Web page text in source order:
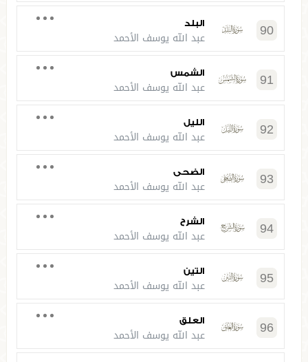
90 البلد
عبد الله يوسف الأحمد
91 الشمس
عبد الله يوسف الأحمد
92 الليل
عبد الله يوسف الأحمد
93 الضحى
عبد الله يوسف الأحمد
94 الشرح
عبد الله يوسف الأحمد
95 التين
عبد الله يوسف الأحمد
96 العلق
عبد الله يوسف الأحمد